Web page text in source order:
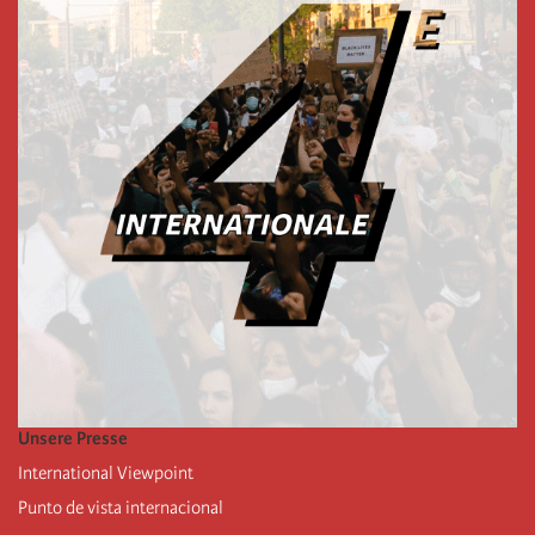
Unsere Presse
International Viewpoint
Punto de vista internacional